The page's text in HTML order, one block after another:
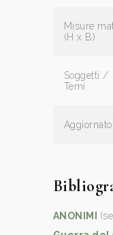
Misure
(H x B)
Soggetti /
Temi
Aggiornato
ANONIMI